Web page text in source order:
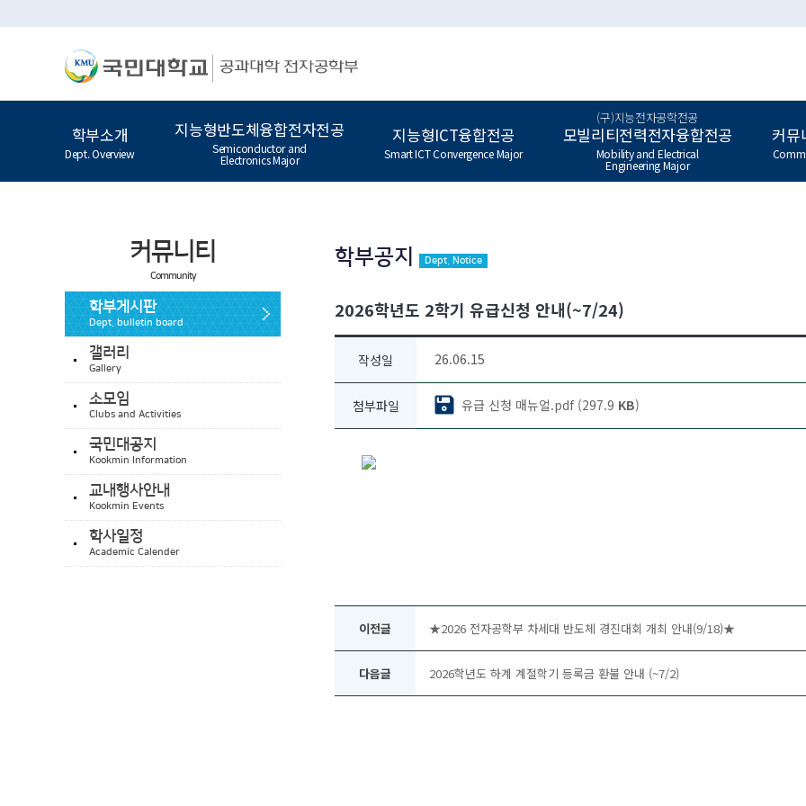
학부소개
Dept. Overview
지능형반도체융합전자전공
Semiconductor and
Electronics Major
지능형ICT융합전공
Smart ICT Convergence Major
(구)지능전자공학전공
모빌리티전력전자융합전공
Mobility and Electrical
Engineering Major
커뮤
커뮤니티
Community
학부게시판
Dept. bulletin board
갤러리
Gallery
소모임
Clubs and Activities
국민대공지
Kookmin Information
교내행사안내
Kookmin Events
학사일정
Academic Calender
학부공지 Dept. Notice
2026학년도 2학기 유급신청 안내(~7/24)
작성일 26.06.15
첨부파일 유급 신청 매뉴얼.pdf (297.9 KB)
이전글 ★2026 전자공학부 차세대 반도체 경진대회 개최 안내(9/18)★
다음글 2026학년도 하계 계절학기 등록금 환불 안내 (~7/2)